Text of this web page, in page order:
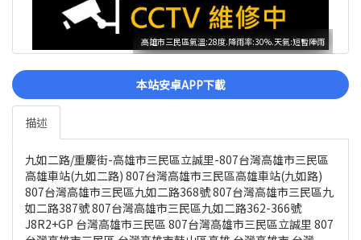
高雄市三民區氣溫:28度.降雨率:30%.天氣:短暫陣雨
本站安卓APP下載
描述
九如二路/重慶街-高雄市三民區立誠里-807台灣高雄市三民區
高雄車站(九如二路) 807台灣高雄市三民區高雄車站(九如路)
807台灣高雄市三民區九如二路368號 807台灣高雄市三民區九
如二路387號 807台灣高雄市三民區九如二路362-366號
J8R2+GP 台灣高雄市三民區 807台灣高雄市三民區立誠里 807